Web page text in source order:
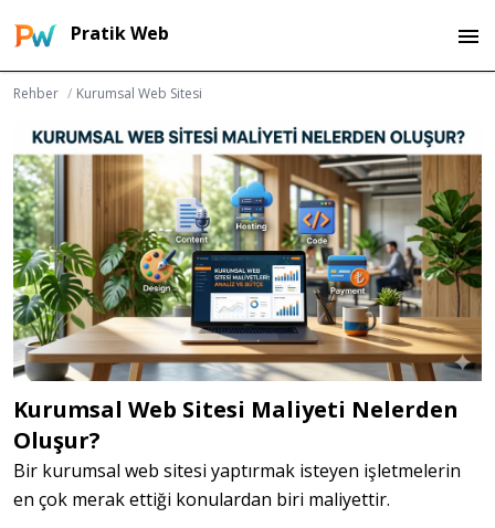
Pratik Web
Rehber / Kurumsal Web Sitesi
Kurumsal Web Sitesi Maliyeti Nelerden
Oluşur?
Bir kurumsal web sitesi yaptırmak isteyen işletmelerin
en çok merak ettiği konulardan biri maliyettir.